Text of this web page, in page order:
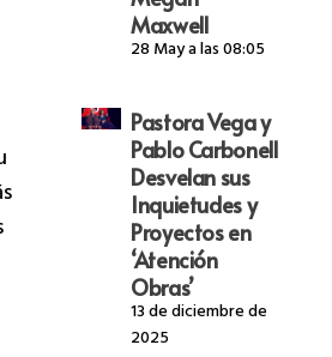
Maxwell
28 May a las 08:05
Pastora Vega y
Pablo Carbonell
Desvelan sus
Inquietudes y
Proyectos en
‘Atención
Obras’
13 de diciembre de
2025